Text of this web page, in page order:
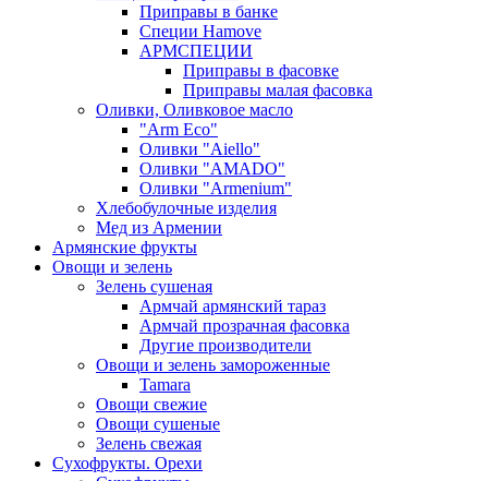
Приправы в банке
Специи Hamove
АРМСПЕЦИИ
Приправы в фасовке
Приправы малая фасовка
Оливки, Оливковое масло
"Arm Eco"
Оливки "Aiello"
Оливки "AMADO"
Оливки "Armenium"
Хлебобулочные изделия
Мед из Армении
Армянские фрукты
Овощи и зелень
Зелень сушеная
Армчай армянский тараз
Армчай прозрачная фасовка
Другие производители
Овощи и зелень замороженные
Tamara
Овощи свежие
Овощи сушеные
Зелень свежая
Сухофрукты. Орехи